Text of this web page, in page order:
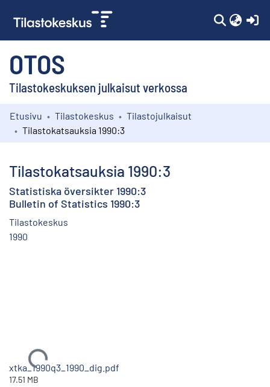
OTOS
Tilastokeskuksen julkaisut verkossa
Kokoelmat
Etusivu Tilastokeskus
Tilastojulkaisut
Tilastokatsauksia 1990:3
Tilastokatsauksia 1990:3
Statistiska översikter 1990:3
Bulletin of Statistics 1990:3
Tilastokeskus
1990
Ladataan...
xtka_1990q3_1990_dig.pdf
17.51 MB